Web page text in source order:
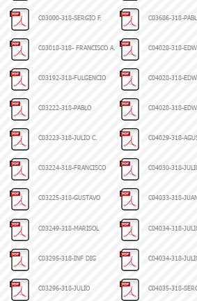
C03000-318-SERGIO F.
C03018-318- FRANCISCO A.
C03192-318-FULGENCIO
C03222-318-PABLO
C03223-318-JULIO C.
C03224-318-FRANCISCO
C03225-318-GUSTAVO
C03249-318-MARISOL
C03295-318-INF DIG
C03296-318-JULIO
C03686-318-
C04028-318-
C04028-318-
C04028-318-
C04029-318-
C04030-318-
C04033-318-
C04034-318-
C04034-318-
C04035-318-